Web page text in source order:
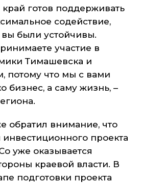
готов поддерживать
содействие,
вы были устойчивы.
участие в
Тимашевска и
потому что мы с вами
бизнес, а саму жизнь, –
обратил внимание, что
проекта
уже оказывается
краевой власти. В
подготовки проекта